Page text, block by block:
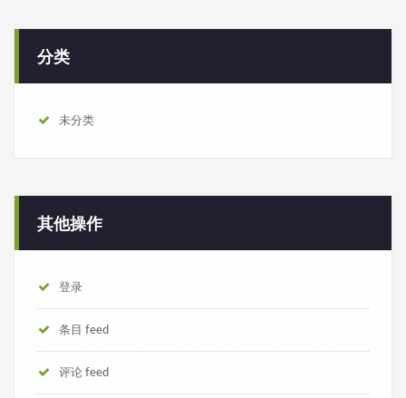
分类
未分类
其他操作
登录
条目 feed
评论 feed